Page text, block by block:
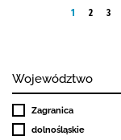
1 2 3
Województwo
Zagranica
dolnośląskie